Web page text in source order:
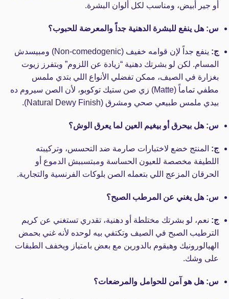
أو جير أبيض، ومناسب لكل ألوان البشرة.
س: هل ينفع للبشرة الدهنية جداً والمعرضة للحبوب؟
ج:
ينفع جداً لإن قوامه خفيف (Non-comedogenic) ومبيسدش
المسام. لكن لو بشرتك دهنية “زيادة عن اللزوم” وبتفرز زيوت
بغزارة في الصيف، ممكن تفضلي الأنواع اللي بتدي ملمس
مطفي تماماً (Matte) زي صن ستيك توكوبو، لأن الصن سيروم ده
بيدي ملمس طبيعي صحي ومشرق (Natural Dewy Finish).
س: هل بيحرق أو بيغيم العين لما يعرق الوش؟
ج: المنتج خضع لاختبارات صارمة ضد التحسس، وتركيبته
اللطيفة مخصصة للعيون الحساسة ومبتسببش الدموع أو
الحرقان المزعج اللي بتعمله الصن بلوكات الفرنسية والتجارية.
س: هل يغني عن المرطب الصبح؟
ج: نعم، لو بشرتك مختلطة أو دهنية، تقدري تستغني عن كريم
الترطيب الصبح في الصيف وتكتفي بيه لوحده لأنه غني بحمض
الهيالورونيك وهيقوم بالدورين مع بعض بامتياز ويخفف الطبقات
على وشك.
س: هل هو آمن للحوامل والمرضعات؟